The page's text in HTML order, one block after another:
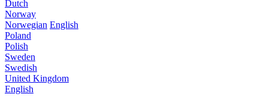
Dutch
Norway
Norwegian English
Poland
Polish
Sweden
Swedish
United Kingdom
English